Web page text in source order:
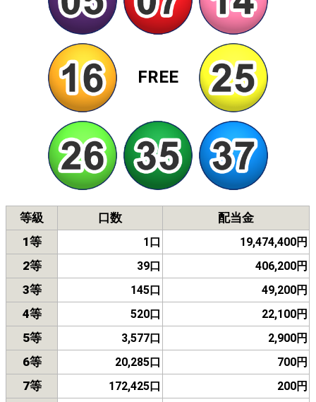
FREE
等級 口数
配当金
1等
1口 19,474,400円
2等 39口 406,200円
3等 145口 49,200円
4等 520口 22,100円
5等 3,577口 2,900円
6等 20,285口 700円
7等 172,425口 200円